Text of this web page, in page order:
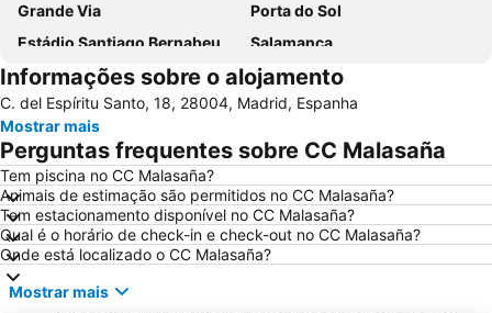
Grande Via
Porta do Sol
Estádio Santiago Bernabeu
Salamanca
Atocha
Estación Sur
Estadio Metropolitano Metro Station
Barajas
Metropolitano Metro Station
Chamartín
Estação de Atocha
Praça Central /maior
De Chueca
Madrid
Madrid Arena
Parque de Atracciones de Madrid
Parque Retiro
Palacio de Vistalegre
Caja Mágica
Informações sobre o alojamento
C. del Espíritu Santo, 18, 28004, Madrid, Espanha
Mostrar mais
Perguntas frequentes sobre CC Malasaña
Tem piscina no CC Malasaña?
Animais de estimação são permitidos no CC Malasaña?
Tem estacionamento disponível no CC Malasaña?
Qual é o horário de check-in e check-out no CC Malasaña?
Onde está localizado o CC Malasaña?
Mostrar mais